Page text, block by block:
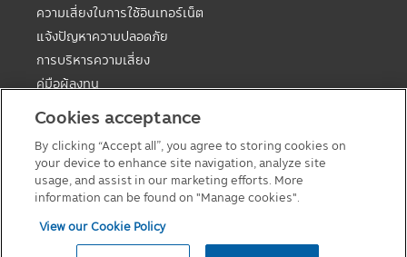
ความเสี่ยงในการใช้อินเทอร์เน็ต
แจ้งปัญหาความปลอดภัย
การบริหารความเสี่ยง
คู่มือผู้ลงทุน
ตารางวันหยุดกองต่างประเทศ
คู่มือการลงทุนในกองทุนที่มีสิทธิประโยชน์ทางภาษี
แบบฟอร์มต่างๆ
นโยบายเกี่ยวกับคุกกี้
© 2026 Principal Asset Management Co.,Ltd
Cookies acceptance
By clicking “Accept all”, you agree to storing cookies on
your device to enhance site navigation, analyze site
usage, and assist in our marketing efforts. More
information can be found on "Manage cookies".
View our Cookie Policy